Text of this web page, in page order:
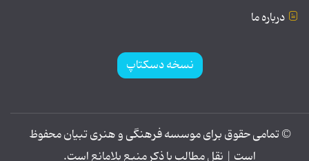
درباره ما
نسخه دسکتاپ
© تمامی حقوق برای موسسه فرهنگی و هنری تبیان محفوظ
است | نقل مطالب با ذکر منبع بلامانع است.